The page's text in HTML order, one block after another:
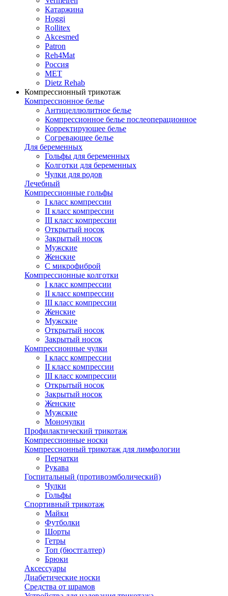
Катаржина
Hoggi
Rollitex
Akcesmed
Patron
Reh4Mat
Россия
МЕТ
Dietz Rehab
Компрессионный трикотаж
Компрессионное белье
Антицеллюлитное белье
Компрессионное белье послеоперационное
Корректирующее белье
Согревающее белье
Для беременных
Гольфы для беременных
Колготки для беременных
Чулки для родов
Лечебный
Компрессионные гольфы
I класс компрессии
II класс компрессии
III класс компрессии
Открытый носок
Закрытый носок
Мужские
Женские
С микрофиброй
Компрессионные колготки
I класс компрессии
II класс компрессии
III класс компрессии
Женские
Мужские
Открытый носок
Закрытый носок
Компрессионные чулки
I класс компрессии
II класс компрессии
III класс компрессии
Открытый носок
Закрытый носок
Женские
Мужские
Моночулки
Профилактический трикотаж
Компрессионные носки
Компрессионный трикотаж для лимфологии
Перчатки
Рукава
Госпитальный (противоэмболический)
Чулки
Гольфы
Спортивный трикотаж
Майки
Футболки
Шорты
Гетры
Топ (бюстгалтер)
Брюки
Аксессуары
Диабетические носки
Средства от шрамов